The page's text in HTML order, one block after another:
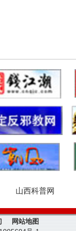
山西科普网
网站地图